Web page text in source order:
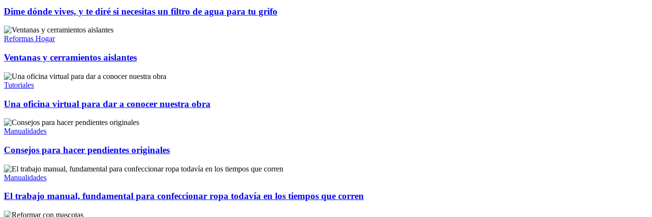
Dime dónde vives, y te diré si necesitas un filtro de agua para tu grifo
Reformas Hogar
Ventanas y cerramientos aislantes
Tutoriales
Una oficina virtual para dar a conocer nuestra obra
Manualidades
Consejos para hacer pendientes originales
Manualidades
El trabajo manual, fundamental para confeccionar ropa todavía en los tiempos que corren